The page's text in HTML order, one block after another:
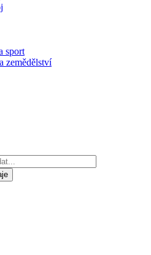
sport
zemědělství